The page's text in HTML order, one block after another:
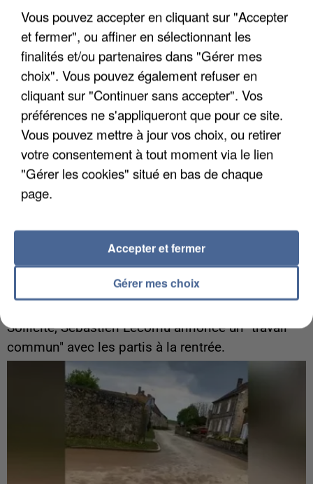
quelques jours plus tôt.
Gabriel Attal et Raphaël Glucksmann visés par des
Sollicité, Sébastien Lecornu annonce un "travail
commun" avec les partis à la rentrée.
Vous pouvez accepter en cliquant sur "Accepter
et fermer", ou affiner en sélectionnant les
finalités et/ou partenaires dans "Gérer mes
choix". Vous pouvez également refuser en
cliquant sur "Continuer sans accepter". Vos
préférences ne s'appliqueront que pour ce site.
Vous pouvez mettre à jour vos choix, ou retirer
votre consentement à tout moment via le lien
"Gérer les cookies" situé en bas de chaque
page.
Gérer mes choix
Accepter et fermer